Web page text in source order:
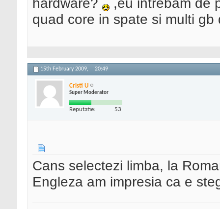
quad core in spate si multi gb
15th February 2009, 20:49
Cristi U
Super Moderator
Reputatie: 53
Cans selectezi limba, la
Engleza am impresia ca e